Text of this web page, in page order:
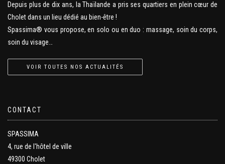
Depuis plus de dix ans, la Thaïlande a pris ses quartiers en plein cœur de
Cholet dans un lieu dédié au bien-être !
Spassima® vous propose, en solo ou en duo : massage, soin du corps,
soin du visage…
VOIR TOUTES NOS ACTUALITÉS
CONTACT
SPASSIMA
4, rue de l'hôtel de ville
49300 Cholet